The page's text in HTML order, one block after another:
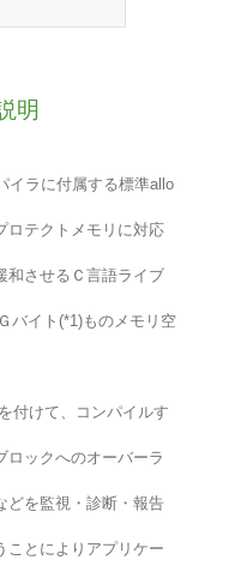
明
ラに付属する標準allo
ロテクトメモリに対応
和させるＣ言語ライブ
バイト(*1)ものメモリ空
付けて、コンパイルす
ロックへのオーバーラ
どを監視・診断・報告
ことによりアプリケー